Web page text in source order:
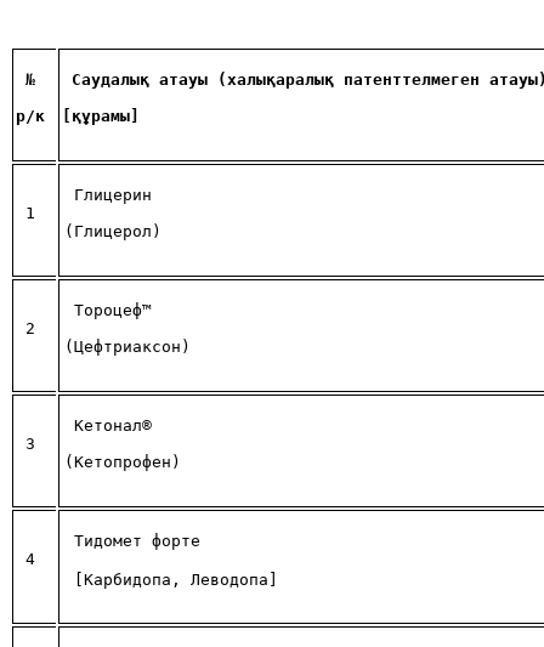
№
р/к
Саудалық атауы (халықаралық патенттелмеген
[құрамы]
1
Глицерин
(Глицерол)
2
Тороцеф™
(Цефтриаксон)
3
Кетонал®
(Кетопрофен)
4
Тидомет форте
[Карбидопа, Леводопа]